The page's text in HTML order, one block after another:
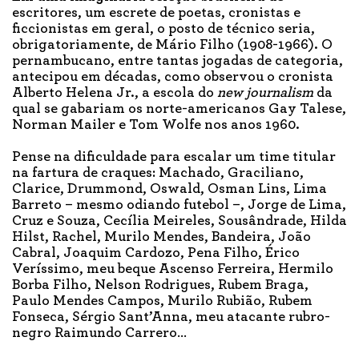
escritores, um escrete de poetas, cronistas e
ficcionistas em geral, o posto de técnico seria,
obrigatoriamente, de Mário Filho (1908-1966). O
pernambucano, entre tantas jogadas de categoria,
antecipou em décadas, como observou o cronista
Alberto Helena Jr., a escola do new journalism da
qual se gabariam os norte-americanos Gay Talese,
Norman Mailer e Tom Wolfe nos anos 1960.
Pense na dificuldade para escalar um time titular
na fartura de craques: Machado, Graciliano,
Clarice, Drummond, Oswald, Osman Lins, Lima
Barreto – mesmo odiando futebol –, Jorge de Lima,
Cruz e Souza, Cecília Meireles, Sousândrade, Hilda
Hilst, Rachel, Murilo Mendes, Bandeira, João
Cabral, Joaquim Cardozo, Pena Filho, Érico
Veríssimo, meu beque Ascenso Ferreira, Hermilo
Borba Filho, Nelson Rodrigues, Rubem Braga,
Paulo Mendes Campos, Murilo Rubião, Rubem
Fonseca, Sérgio Sant’Anna, meu atacante rubro-
negro Raimundo Carrero…